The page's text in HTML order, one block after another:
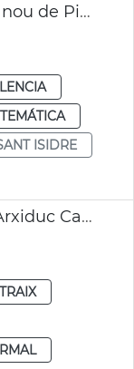
Abierto el carril bici de camí nou de Picanya-Arxiduc Carles
ISIDRE
Nuevos pasos de peatones Arxiduc Carles